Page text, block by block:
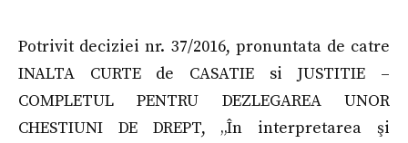
Potrivit deciziei nr. 37/2016, pronuntata de catre
INALTA CURTE de CASATIE si JUSTITIE –
COMPLETUL PENTRU DEZLEGAREA UNOR
CHESTIUNI DE DREPT, „În interpretarea şi